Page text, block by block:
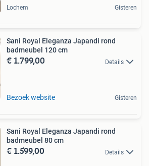
Lochem Gisteren
Sani Royal Eleganza Japandi rond
badmeubel 120 cm
€ 1.799,00 Details
Bezoek website Gisteren
Sani Royal Eleganza Japandi rond
badmeubel 80 cm
€ 1.599,00 Details